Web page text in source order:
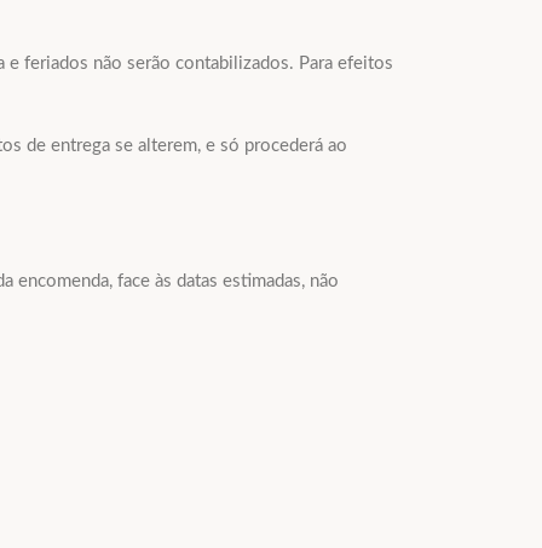
e feriados não serão contabilizados. Para efeitos
de entrega se alterem, e só procederá ao
face às datas estimadas, não